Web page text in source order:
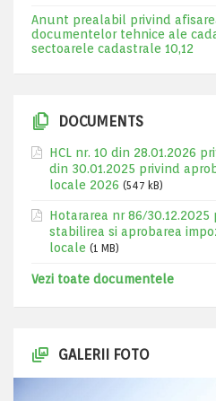
Anunt prealabil privind
documentelor tehnice ale
sectoarele cadastrale 10,12
DOCUMENTS
HCL nr. 10 din 28.01.2026
din 30.01.2025 privind
locale 2026 (547 kB)
Hotararea nr 86/30.12.2025
stabilirea si aprobarea
locale (1 MB)
Vezi toate documentele
GALERII FOTO